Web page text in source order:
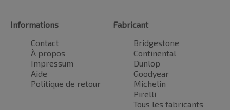
Informations
Contact
À propos
Impressum
Aide
Politique de retour
Fabricant
Bridgestone
Continental
Dunlop
Goodyear
Michelin
Pirelli
Tous les fabricants